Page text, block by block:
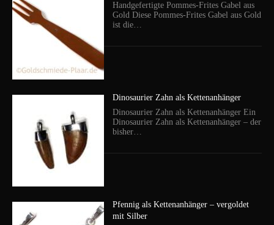
Handgefertigte Pommes-Frites Gabel aus
Gold Diese Pommes-Frites Gabel aus Gold
ist die…
Dinosaurier Zahn als Kettenanhänger
Dinosaurier Zahn als Kettenanhänger Ein
Dinosaurier Zahn als Kettenanhänger – der
bisher…
Pfennig als Kettenanhänger – vergoldet
mit Silber